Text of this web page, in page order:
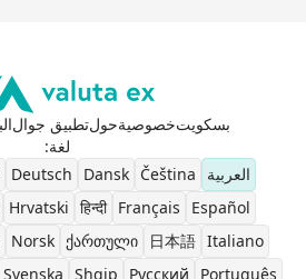
بسكويتخصوصيةحولتطبيق جوال
لغة:
العربية
Čeština
Dansk
Deutsch
Español
Français
हिन्दी
Hrvatski
Italiano
日本語
ქართული
Norsk
Português
Pусский
Shqip
Svenska